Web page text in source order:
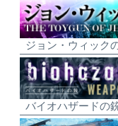
ジョン・ウィック
バイオハザードの